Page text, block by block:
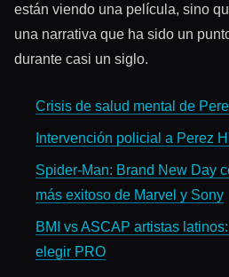
están viendo una película, sino
una narrativa que ha sido un
durante casi un siglo.
Crisis de salud mental de
Intervención policial a Perez
Spider-Man: Brand New Day
más exitoso de Marvel y Sony
BMI vs ASCAP artistas
elegir PRO